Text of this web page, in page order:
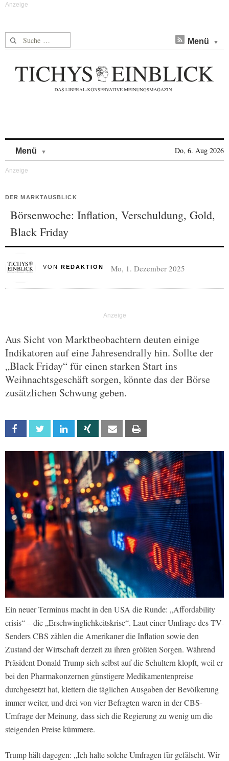
Suche nach: Menü
Menü Do, 6. Aug 2026
DER MARKTAUSBLICK
Börsenwoche: Inflation, Verschuldung, Gold,
Black Friday
VON REDAKTION Mo, 1. Dezember 2025
Aus Sicht von Marktbeobachtern deuten einige
Indikatoren auf eine Jahresendrally hin. Sollte der
„Black Friday“ für einen starken Start ins
Weihnachtsgeschäft sorgen, könnte das der Börse
zusätzlichen Schwung geben.
Facebook Twitter Linkedin Xing Email
Ein neuer Terminus macht in den USA die Runde: „Affordability
crisis“ – die „Erschwinglichkeitskrise“. Laut einer Umfrage des TV-
Senders CBS zählen die Amerikaner die Inflation sowie den
Zustand der Wirtschaft derzeit zu ihren größten Sorgen. Während
Präsident Donald Trump sich selbst auf die Schultern klopft, weil er
bei den Pharmakonzernen günstigere Medikamentenpreise
durchgesetzt hat, klettern die täglichen Ausgaben der Bevölkerung
immer weiter, und drei von vier Befragten waren in der CBS-
Umfrage der Meinung, dass sich die Regierung zu wenig um die
steigenden Preise kümmere.
Trump hält dagegen: „Ich halte solche Umfragen für gefälscht. Wir